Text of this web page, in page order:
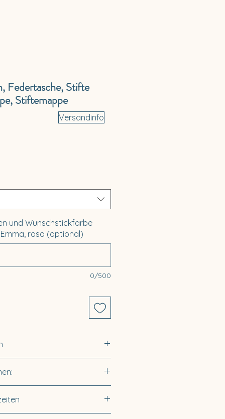
Federtasche, Stifte
Stiftemappe
und Wunschstickfarbe
rosa (optional)
0/500
Versandinfo